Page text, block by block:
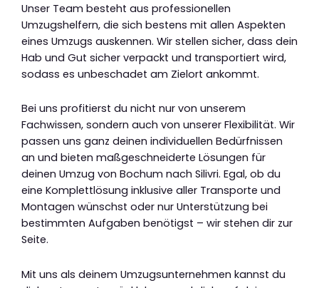
Unser Team besteht aus professionellen
Umzugshelfern, die sich bestens mit allen Aspekten
eines Umzugs auskennen. Wir stellen sicher, dass dein
Hab und Gut sicher verpackt und transportiert wird,
sodass es unbeschadet am Zielort ankommt.
Bei uns profitierst du nicht nur von unserem
Fachwissen, sondern auch von unserer Flexibilität. Wir
passen uns ganz deinen individuellen Bedürfnissen
an und bieten maßgeschneiderte Lösungen für
deinen Umzug von Bochum nach Silivri. Egal, ob du
eine Komplettlösung inklusive aller Transporte und
Montagen wünschst oder nur Unterstützung bei
bestimmten Aufgaben benötigst – wir stehen dir zur
Seite.
Mit uns als deinem Umzugsunternehmen kannst du